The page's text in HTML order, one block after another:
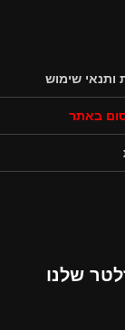
ותנאי שימוש
באתר
שלנו